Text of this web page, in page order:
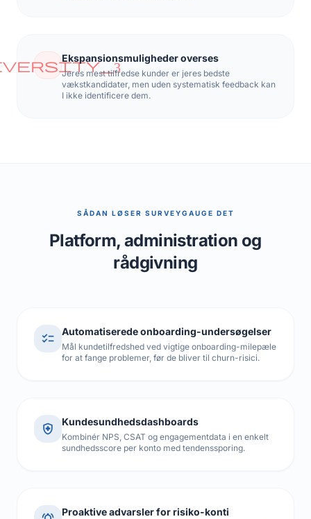
Ekspansionsmuligheder overses
Jeres mest tilfredse kunder er jeres bedste
vækstkandidater, men uden systematisk feedback kan
I ikke identificere dem.
SÅDAN LØSER SURVEYGAUGE DET
Platform, administration og
rådgivning
checklist Automatiserede onboarding-undersøgelser
Mål kundetilfredshed ved vigtige onboarding-milepæle
for at fange problemer, før de bliver til churn-risici.
health_and_safety Kundesundhedsdashboards
Kombinér NPS, CSAT og engagementdata i en enkelt
sundhedsscore per konto med tendenssporing.
Proaktive advarsler for risiko-konti